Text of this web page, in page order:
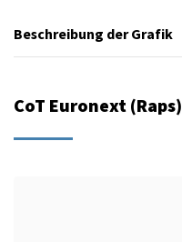
Beschreibung der Grafik
CoT Euronext (Raps)